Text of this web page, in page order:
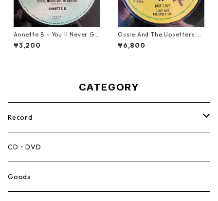
Annette B - You'll Never Ge
t To Heaven【12-50058】
¥3,200
Ossie And The Upsetters -
True Love【7-22000】
¥6,800
CATEGORY
Record
Mento,Calypso,Ballad
Ska
CD・DVD
Goods